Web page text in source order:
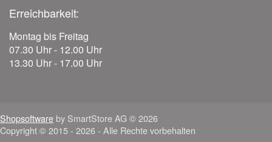
Erreichbarkeit:
Montag bis Freitag
07.30 Uhr - 12.00 Uhr
13.30 Uhr - 17.00 Uhr
Shopsoftware by SmartStore AG © 2026
Copyright © 2015 - 2026 - Alle Rechte vorbehalten